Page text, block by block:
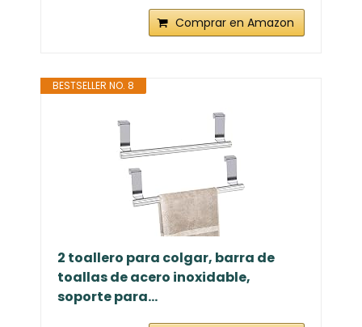
Comprar en Amazon
BESTSELLER NO. 8
2 toallero para colgar, barra de
toallas de acero inoxidable,
soporte para...